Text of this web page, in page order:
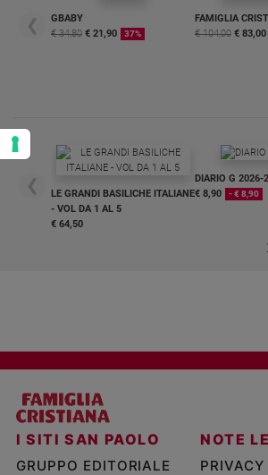
❮
GBABY
€ 34,80 € 21,90 37%
FAMIGLIA
€ 104,00 € 83,00
❮
LE GRANDI BASILICHE ITALIANE
- VOL DA 1 AL 5
€ 64,50
DIARIO G 2026-
€ 8,90
- € 8,90
I SITI SAN PAOLO
GRUPPO EDITORIALE
NOTE